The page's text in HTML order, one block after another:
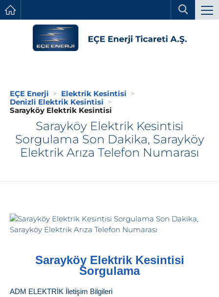
EÇE Enerji
Elektrik Kesintisi
Denizli Elektrik Kesintisi
Sarayköy Elektrik Kesintisi
Sarayköy Elektrik Kesintisi
Sorgulama Son Dakika, Sarayköy
Elektrik Arıza Telefon Numarası
Sarayköy Elektrik Kesintisi
Sorgulama
ADM ELEKTRİK İletişim Bilgileri